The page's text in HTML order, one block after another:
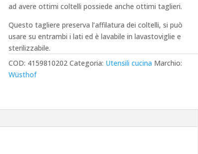
ad avere ottimi coltelli possiede anche ottimi taglieri.
Questo tagliere preserva l’affilatura dei coltelli, si può
usare su entrambi i lati ed è lavabile in lavastoviglie e
sterilizzabile.
COD: 4159810202 Categoria: Utensili cucina Marchio:
Wüsthof